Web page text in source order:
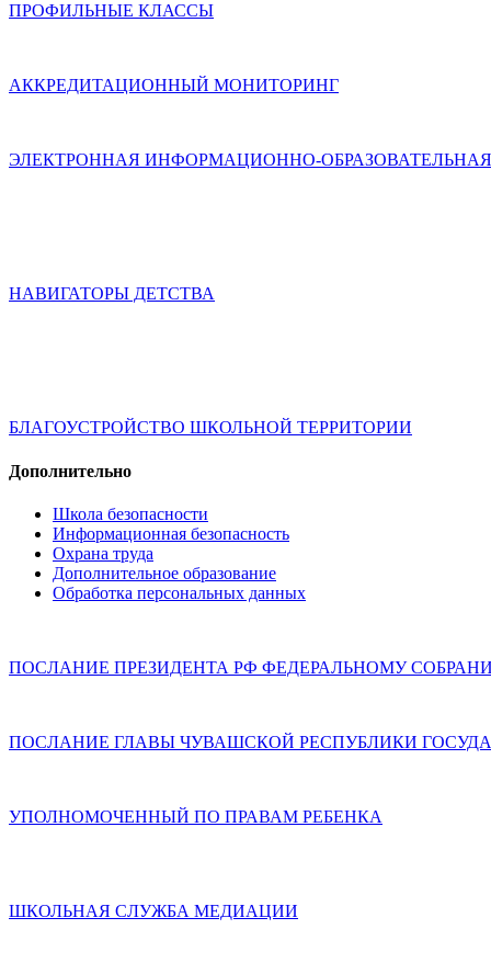
ПРОФИЛЬНЫЕ КЛАССЫ
АККРЕДИТАЦИОННЫЙ МОНИТОРИНГ
ЭЛЕКТРОННАЯ ИНФОРМАЦИОННО-
НАВИГАТОРЫ ДЕТСТВА
БЛАГОУСТРОЙСТВО ШКОЛЬНОЙ ТЕРРИТОРИИ
Дополнительно
Школа безопасности
Информационная безопасность
Охрана труда
Дополнительное образование
Обработка персональных данных
ПОСЛАНИЕ ПРЕЗИДЕНТА РФ ФЕДЕРАЛЬНОМУ
ПОСЛАНИЕ ГЛАВЫ ЧУВАШСКОЙ РЕСПУБЛИКИ
УПОЛНОМОЧЕННЫЙ ПО ПРАВАМ РЕБЕНКА
ШКОЛЬНАЯ СЛУЖБА МЕДИАЦИИ